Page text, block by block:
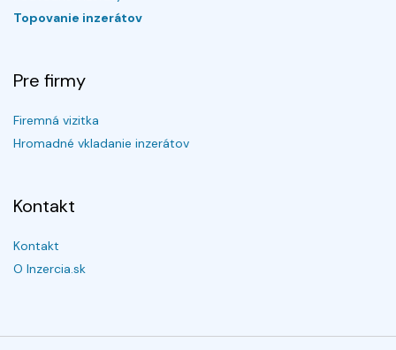
Topovanie inzerátov
Pre firmy
Firemná vizitka
Hromadné vkladanie inzerátov
Kontakt
Kontakt
O Inzercia.sk